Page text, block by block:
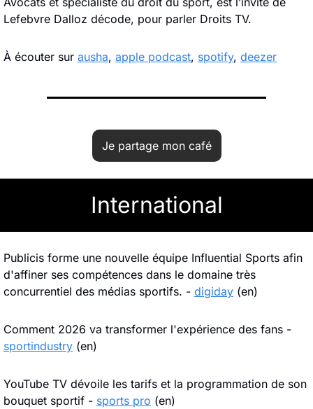
Lefebvre Dalloz décode, pour parler Droits TV.
À écouter sur ausha, apple podcast, spotify, deezer
Je partage mon café
International
Publicis forme une nouvelle équipe Influential Sports afin
d'affiner ses compétences dans le domaine très
concurrentiel des médias sportifs. - digiday (en)
sportindustry (en)
YouTube TV dévoile les tarifs et la programmation de son
bouquet sportif - sports pro (en)